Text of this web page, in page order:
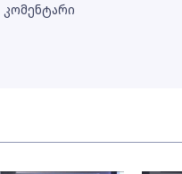
კომენტარი